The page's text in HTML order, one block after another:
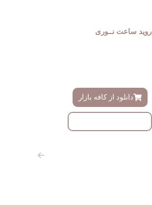
ساعت نــوری
دانلود از کافه بازار